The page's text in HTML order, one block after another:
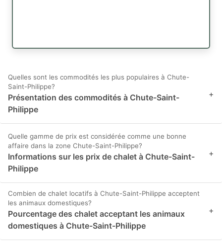
Quelles sont les commodités les plus populaires à Chute-
Saint-Philippe?
Présentation des commodités à Chute-Saint-
Philippe
+
Quelle gamme de prix est considérée comme une bonne
affaire dans la zone Chute-Saint-Philippe?
Informations sur les prix de chalet à Chute-Saint-
Philippe
+
Combien de chalet locatifs à Chute-Saint-Philippe acceptent
les animaux domestiques?
Pourcentage des chalet acceptant les animaux
domestiques à Chute-Saint-Philippe
+